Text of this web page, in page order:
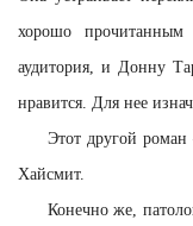
хорошо
аудитория, и Донну
нравится. Для нее
Этот другой
Хайсмит.
Конечно же,